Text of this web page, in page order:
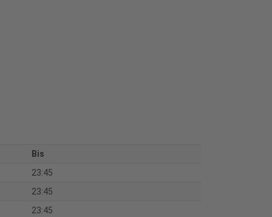
Bis
23:45
23:45
23:45